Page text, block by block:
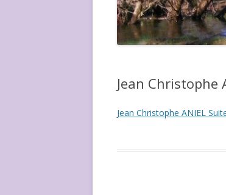
LA CHARTE DU FESTIVAL
LE FESTIVAL DEPUIS 2015 – QUI
SOMMES-NOUS ?
Jean Christophe
Jean Christophe ANIEL